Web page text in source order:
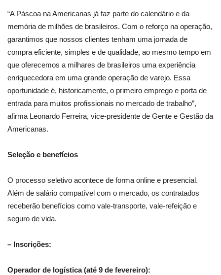
“A Páscoa na Americanas já faz parte do calendário e da
memória de milhões de brasileiros. Com o reforço na operação,
garantimos que nossos clientes tenham uma jornada de
compra eficiente, simples e de qualidade, ao mesmo tempo em
que oferecemos a milhares de brasileiros uma experiência
enriquecedora em uma grande operação de varejo. Essa
oportunidade é, historicamente, o primeiro emprego e porta de
entrada para muitos profissionais no mercado de trabalho”,
afirma Leonardo Ferreira, vice-presidente de Gente e Gestão da
Americanas.
Seleção e benefícios
O processo seletivo acontece de forma online e presencial.
Além de salário compatível com o mercado, os contratados
receberão benefícios como vale-transporte, vale-refeição e
seguro de vida.
– Inscrições:
Operador de logística (até 9 de fevereiro):